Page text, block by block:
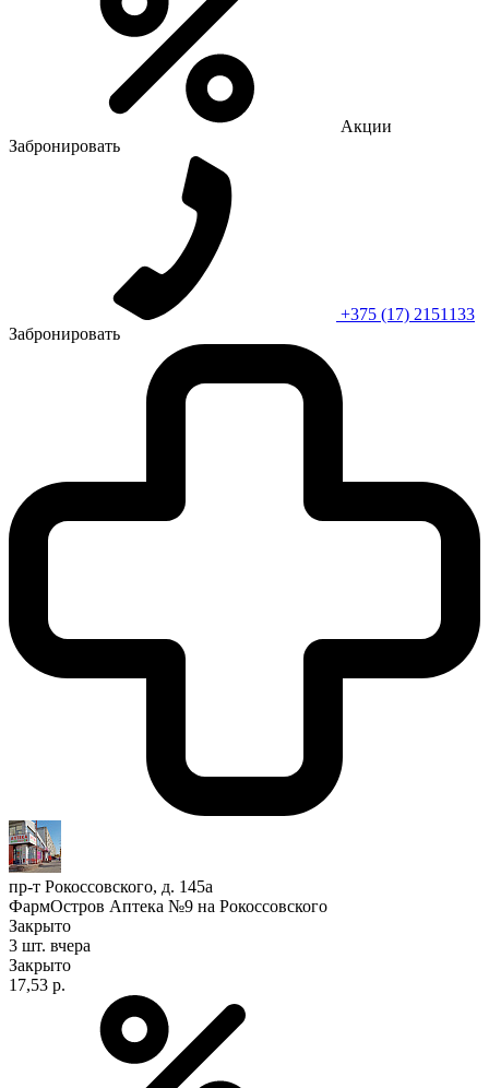
Акции
Забронировать
+375 (17) 2151133
Забронировать
пр-т Рокоссовского, д. 145а
ФармОстров Аптека №9 на Рокоссовского
Закрыто
3 шт. вчера
Закрыто
17,53 р.